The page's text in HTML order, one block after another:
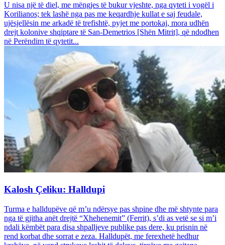
U nisa një të diel, me mëngjes të bukur vjeshte, nga qyteti i vogël i
Korilianos; tek lashë nga pas me keqardhje kullat e saj feudale,
ujësjellësin me arkadë të trefishtë, pyjet me portokaj, mora udhën
drejt kolonive shqiptare të San-Demetrios [Shën Mitrit], që ndodhen
në Perëndim të qytetit...
Kalosh Çeliku: Halldupi
Turma e halldupëve që m’u ndërsye pas shpine dhe më shtynte para
nga të gjitha anët drejtë “Xhehenemit” (Ferrit), s’di as vetë se si m’i
ndali këmbët para disa shpalljeve publike pas dere, ku prisnin në
rend korbat dhe sorrat e zeza. Halldupët, me ferexhetë hedhur